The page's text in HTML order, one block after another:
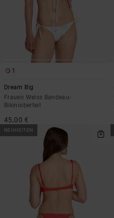
1
Dream Big
Frauen Weiss Bandeau-
Bikinioberteil
45,00 €
NEUHEITEN